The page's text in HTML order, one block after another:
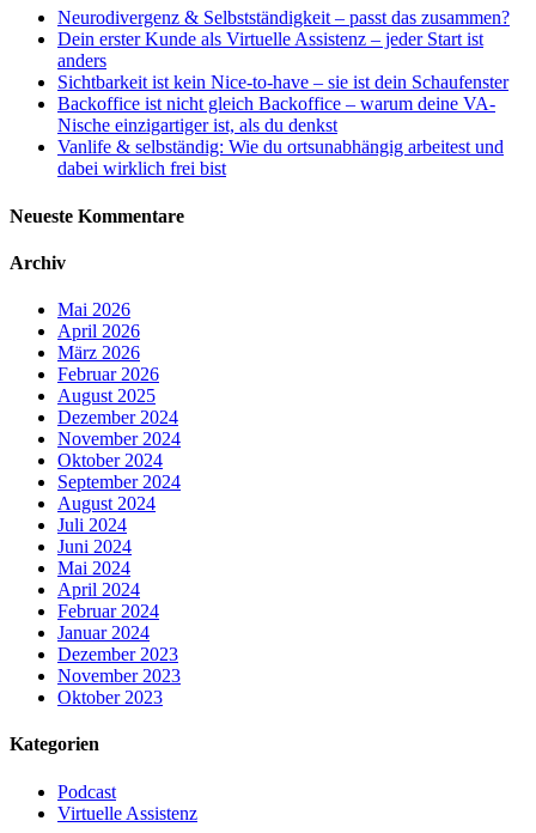
Neurodivergenz & Selbstständigkeit – passt das zusammen?
Dein erster Kunde als Virtuelle Assistenz – jeder Start ist
anders
Sichtbarkeit ist kein Nice-to-have – sie ist dein Schaufenster
Backoffice ist nicht gleich Backoffice – warum deine VA-
Nische einzigartiger ist, als du denkst
Vanlife & selbständig: Wie du ortsunabhängig arbeitest und
dabei wirklich frei bist
Neueste Kommentare
Archiv
Mai 2026
April 2026
März 2026
Februar 2026
August 2025
Dezember 2024
November 2024
Oktober 2024
September 2024
August 2024
Juli 2024
Juni 2024
Mai 2024
April 2024
Februar 2024
Januar 2024
Dezember 2023
November 2023
Oktober 2023
Kategorien
Podcast
Virtuelle Assistenz